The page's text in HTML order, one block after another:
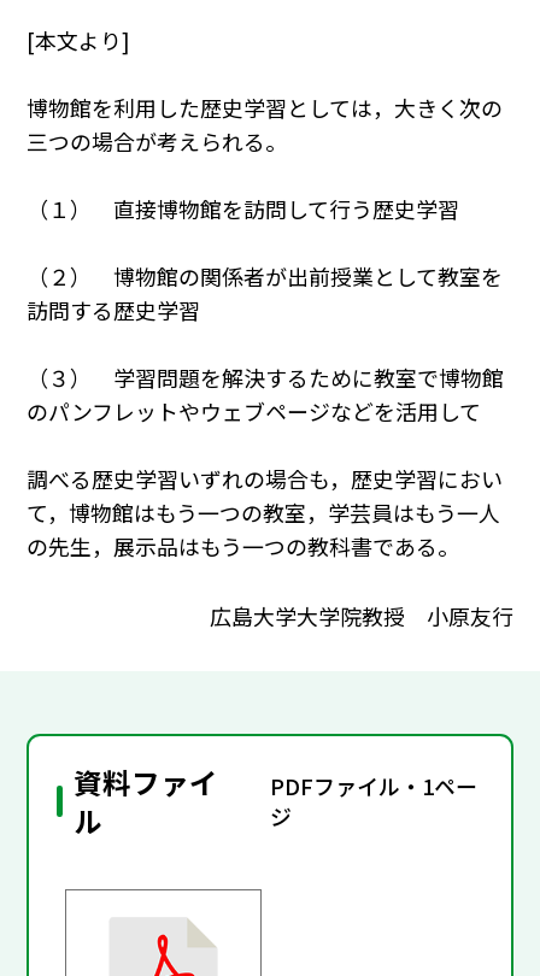
[本文より]
博物館を利用した歴史学習としては，大きく次の
三つの場合が考えられる。
（１） 直接博物館を訪問して行う歴史学習
（２） 博物館の関係者が出前授業として教室を
訪問する歴史学習
（３） 学習問題を解決するために教室で博物館
のパンフレットやウェブページなどを活用して
調べる歴史学習いずれの場合も，歴史学習におい
て，博物館はもう一つの教室，学芸員はもう一人
の先生，展示品はもう一つの教科書である。
広島大学大学院教授 小原友行
資料ファイ
ル
PDFファイル・1ペー
ジ